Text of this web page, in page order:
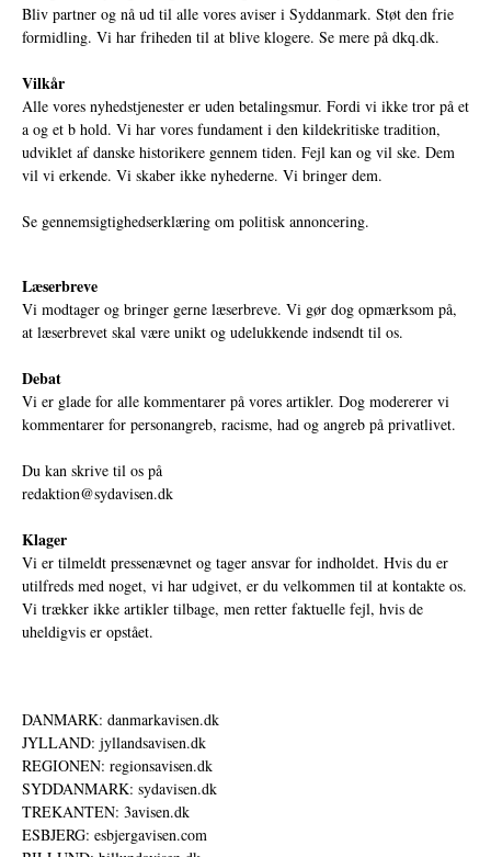
Bliv partner og nå ud til alle vores aviser i Syddanmark. Støt den frie
formidling. Vi har friheden til at blive klogere. Se mere på dkq.dk.
Vilkår
Alle vores nyhedstjenester er uden betalingsmur. Fordi vi ikke tror på et
a og et b hold. Vi har vores fundament i den kildekritiske tradition,
udviklet af danske historikere gennem tiden. Fejl kan og vil ske. Dem
vil vi erkende. Vi skaber ikke nyhederne. Vi bringer dem.
Se gennemsigtighedserklæring om politisk annoncering.
Læserbreve
Vi modtager og bringer gerne læserbreve. Vi gør dog opmærksom på,
at læserbrevet skal være unikt og udelukkende indsendt til os.
Debat
Vi er glade for alle kommentarer på vores artikler. Dog modererer vi
kommentarer for personangreb, racisme, had og angreb på privatlivet.
Du kan skrive til os på
redaktion@sydavisen.dk
Klager
Vi er tilmeldt pressenævnet og tager ansvar for indholdet. Hvis du er
utilfreds med noget, vi har udgivet, er du velkommen til at kontakte os.
Vi trækker ikke artikler tilbage, men retter faktuelle fejl, hvis de
uheldigvis er opstået.
DANMARK: danmarkavisen.dk
JYLLAND: jyllandsavisen.dk
REGIONEN: regionsavisen.dk
SYDDANMARK: sydavisen.dk
TREKANTEN: 3avisen.dk
ESBJERG: esbjergavisen.com